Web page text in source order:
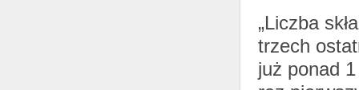
„Liczba
trzech
już ponad